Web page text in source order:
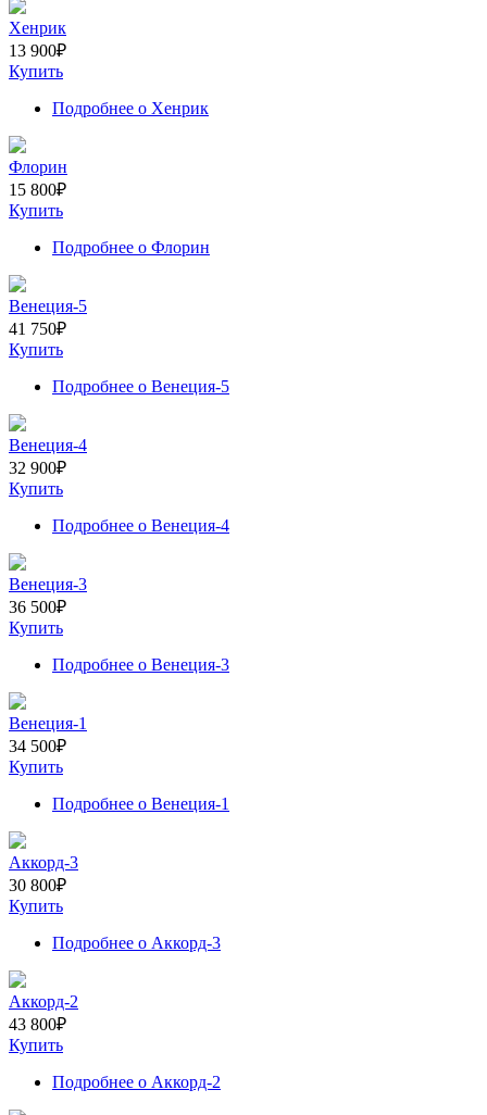
Хенрик
13 900₽
Купить
Подробнее о Хенрик
Флорин
15 800₽
Купить
Подробнее о Флорин
Венеция-5
41 750₽
Купить
Подробнее о Венеция-5
Венеция-4
32 900₽
Купить
Подробнее о Венеция-4
Венеция-3
36 500₽
Купить
Подробнее о Венеция-3
Венеция-1
34 500₽
Купить
Подробнее о Венеция-1
Аккорд-3
30 800₽
Купить
Подробнее о Аккорд-3
Аккорд-2
43 800₽
Купить
Подробнее о Аккорд-2